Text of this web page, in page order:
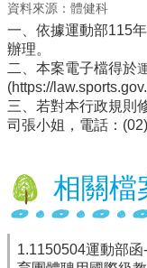
動
態
行
政
處
室
程
專
區
校
務
資料來源：體健科
一、依據運動部115
辦理。
二、本案電子檔得於
(https://
三、若對本行政規則
司張小姐，電話：
相關檔
1.1150504運動部